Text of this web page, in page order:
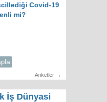
Covid-19
mi?
Anketler →
İş Dünyasi